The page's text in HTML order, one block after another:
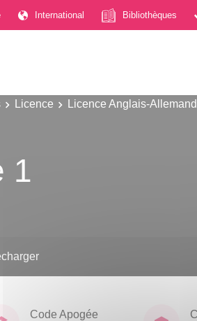
International Bibliothèques
Licence Licence Anglais-
1
Code Apogée